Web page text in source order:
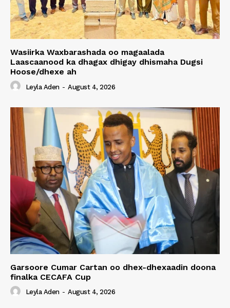
Wasiirka Waxbarashada oo magaalada
Laascaanood ka dhagax dhigay dhismaha Dugsi
Hoose/dhexe ah
Leyla Aden - August 4, 2026
Garsoore Cumar Cartan oo dhex-dhexaadin doona
finalka CECAFA Cup
Leyla Aden - August 4, 2026